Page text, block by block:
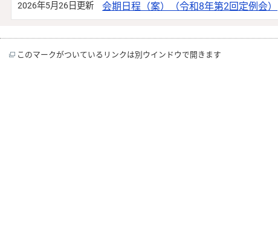
2026年5月26日更新 会期日程（案）（令和8年第2回定例会）
このマークがついているリンクは別ウインドウで開きます